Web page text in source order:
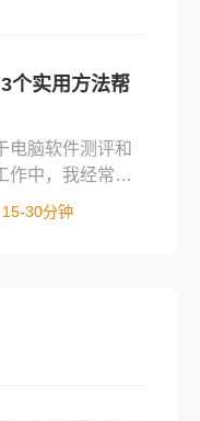
个实用方法帮
电脑软件测评和
作中，我经常收
相机里的照片删
误删照片的恢
15-30分钟